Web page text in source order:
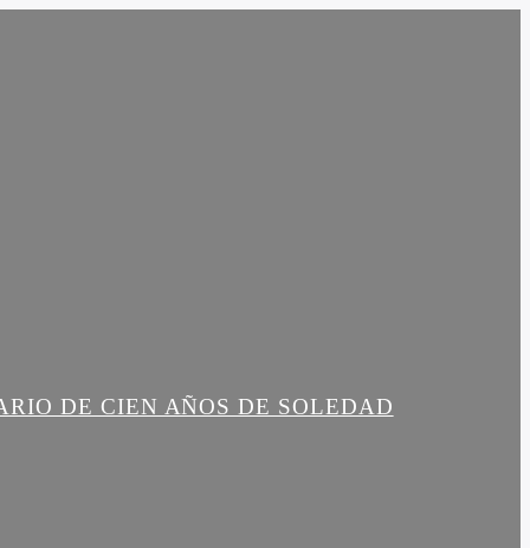
DE CIEN AÑOS DE SOLEDAD